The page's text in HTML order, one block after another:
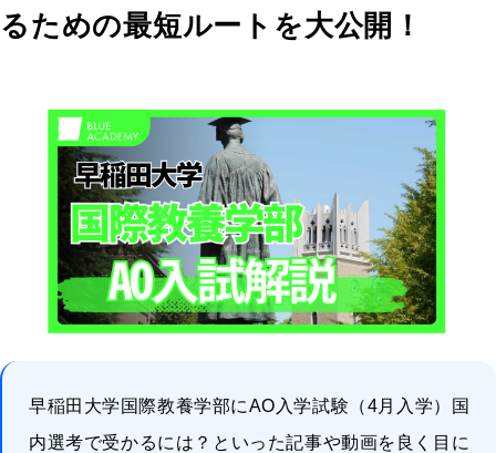
るための最短ルートを大公開！
早稲田大学国際教養学部にAO入学試験（4月入学）国
内選考で受かるには？といった記事や動画を良く目に